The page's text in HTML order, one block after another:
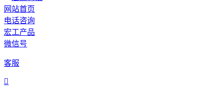
网站首页
电话咨询
宏工产品
微信号
客服
